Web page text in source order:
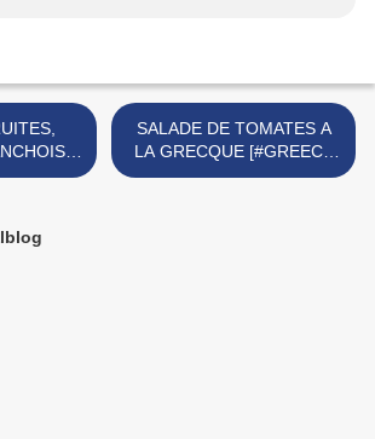
SALADE DE TOMATES A
LA GRECQUE [#GREECE
#GREEKFOOD #SALADE